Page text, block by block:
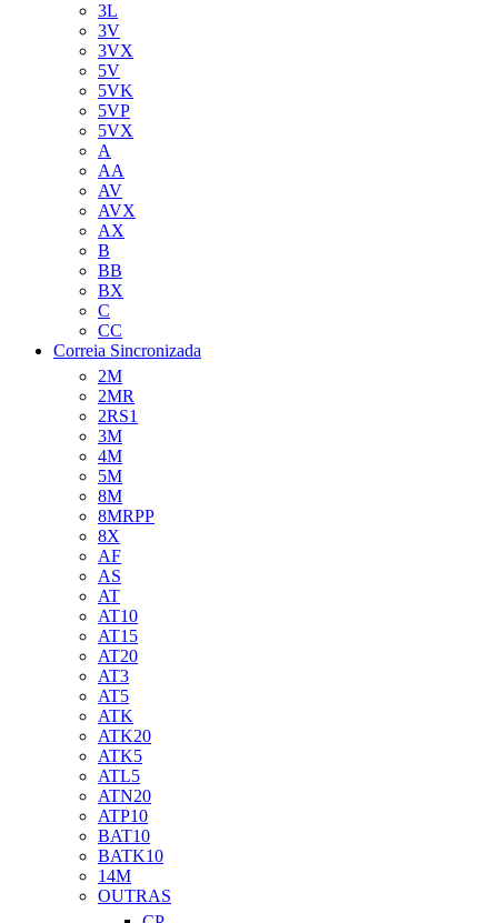
3L
3V
3VX
5V
5VK
5VP
5VX
A
AA
AV
AVX
AX
B
BB
BX
C
CC
Correia Sincronizada
2M
2MR
2RS1
3M
4M
5M
8M
8MRPP
8X
AF
AS
AT
AT10
AT15
AT20
AT3
AT5
ATK
ATK20
ATK5
ATL5
ATN20
ATP10
BAT10
BATK10
14M
OUTRAS